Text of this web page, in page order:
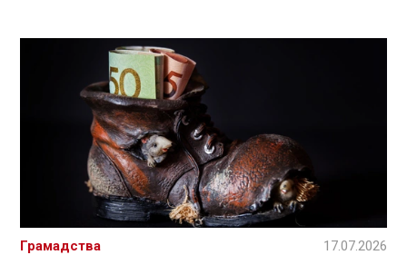
Грамадства 17.07.2026